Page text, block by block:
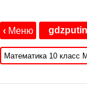
‹ Меню